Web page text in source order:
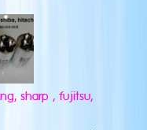
sharp , fujitsu,